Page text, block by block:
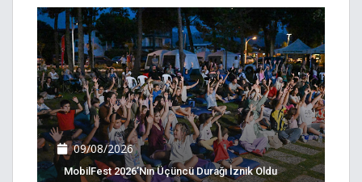
09/08/2026
MobilFest 2026’nın Üçüncü Durağı İznik Oldu